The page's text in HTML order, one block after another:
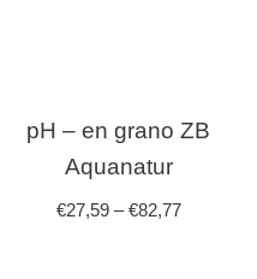
pH – en grano ZB
Aquanatur
€27,59–€82,77